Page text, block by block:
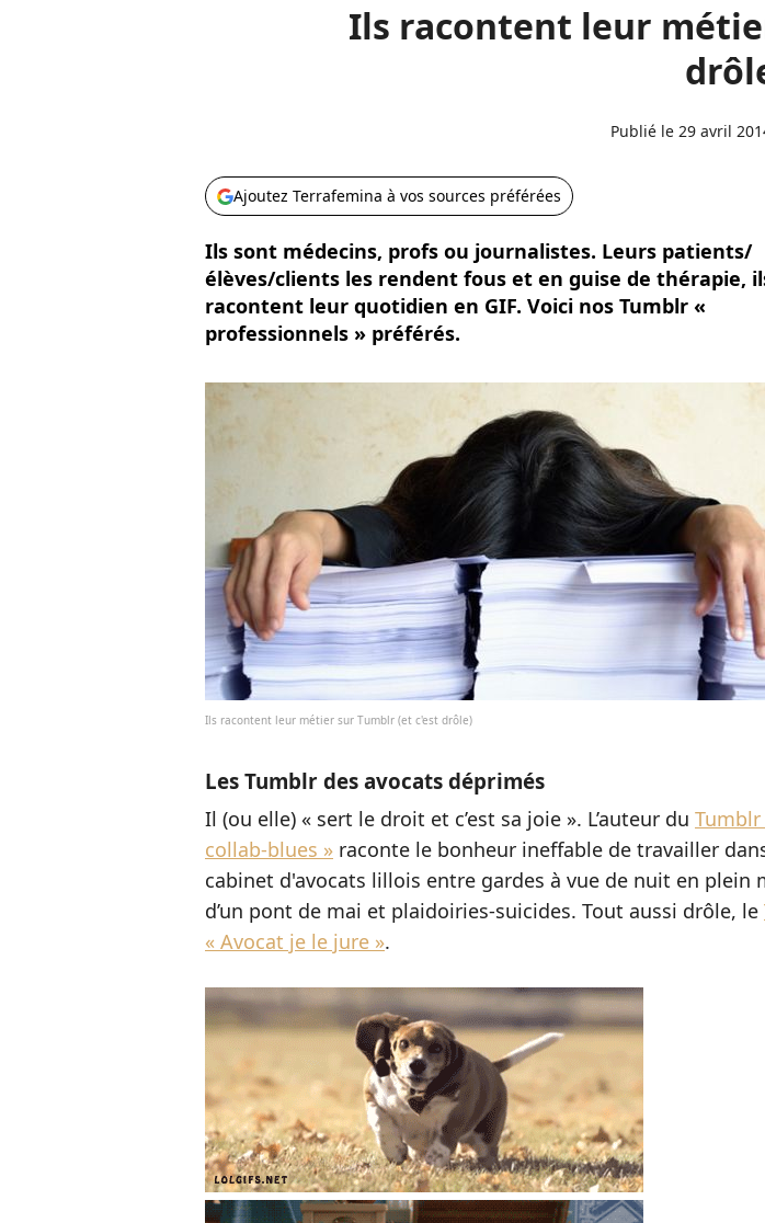
Ils racontent leur
Publié le 29 avril
Ajoutez Terrafemina à vos sources préférées
Ils sont médecins, profs ou journalistes. Leurs patients/
élèves/clients les rendent fous et en guise de thérapie,
racontent leur quotidien en GIF. Voici nos Tumblr «
professionnels » préférés.
Ils racontent leur métier sur Tumblr (et c'est drôle)
Les Tumblr des avocats déprimés
Il (ou elle) « sert le droit et c’est sa joie ». L’auteur du Tumblr
collab-blues » raconte le bonheur ineffable de travailler
cabinet d'avocats lillois entre gardes à vue de nuit en plein
d’un pont de mai et plaidoiries-suicides. Tout aussi drôle, le
« Avocat je le jure ».